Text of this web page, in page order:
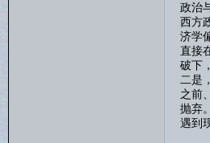
政治
西方
济学
直接
破下
二是
之前
抛弃
遇到